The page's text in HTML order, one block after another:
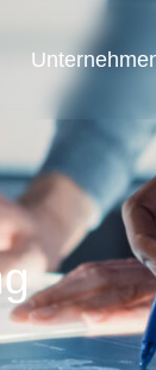
SAB Austria
SAB
SAB Smart